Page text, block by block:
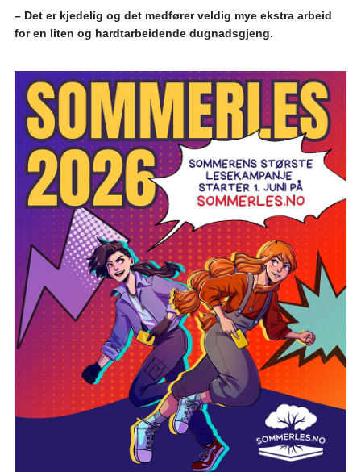
– Det er kjedelig og det medfører veldig mye ekstra arbeid
for en liten og hardtarbeidende dugnadsgjeng.